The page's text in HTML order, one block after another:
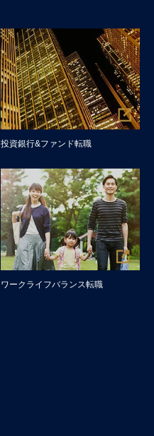
投資銀行&ファンド転職
ワークライフバランス転職